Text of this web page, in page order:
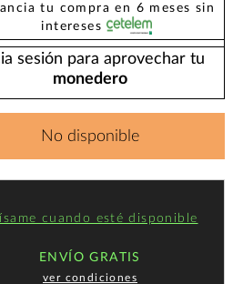
tu compra en 6 meses sin
intereses
sesión para aprovechar tu
monedero
No disponible
cuando esté disponible
ENVÍO GRATIS
ver condiciones